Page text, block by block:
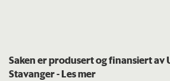
Saken er produsert og finansiert av
Stavanger- Les mer